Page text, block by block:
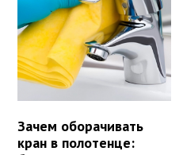
Зачем оборачивать
кран в полотенце: